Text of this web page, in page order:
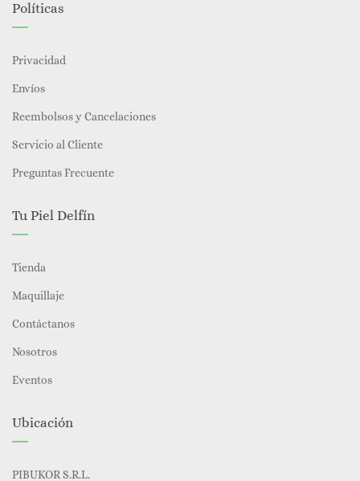
Políticas
Privacidad
Envíos
Reembolsos y Cancelaciones
Servicio al Cliente
Preguntas Frecuente
Tu Piel Delfín
Tienda
Maquillaje
Contáctanos
Nosotros
Eventos
Ubicación
PIBUKOR S.R.L.